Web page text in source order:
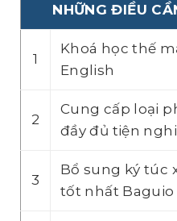
NHỮNG ĐIỀU
1
Khoá học thế
English
2
Cung cấp loại
đầy đủ tiện nghi
3
Bổ sung ký túc
tốt nhất Baguio